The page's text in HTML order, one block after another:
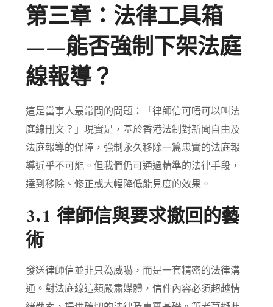
第三章：法律工具箱
——能否強制下架法庭
線報導？
這是當事人最常問的問題：「律師信可唔可以叫法
庭線刪文？」現實是，基於香港法制對新聞自由及
法庭報導的保障，強制永久移除一篇忠實的法庭報
導近乎不可能。但我們仍可通過精準的法律手段，
達到移除、修正或大幅降低能見度的效果。
3.1 律師信與要求撤回的藝
術
發送律師信並非只為威嚇，而是一套精密的法律溝
通。對法庭線這類嚴肅媒體，信件內容必須超越情